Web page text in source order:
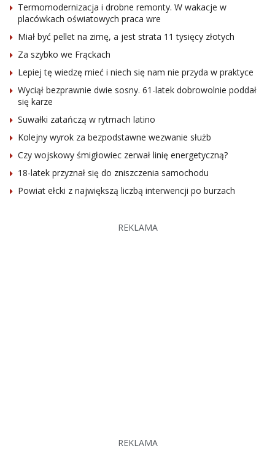
Termomodernizacja i drobne remonty. W wakacje w
placówkach oświatowych praca wre
Miał być pellet na zimę, a jest strata 11 tysięcy złotych
Za szybko we Frąckach
Lepiej tę wiedzę mieć i niech się nam nie przyda w praktyce
Wyciął bezprawnie dwie sosny. 61-latek dobrowolnie poddał
się karze
Suwałki zatańczą w rytmach latino
Kolejny wyrok za bezpodstawne wezwanie służb
Czy wojskowy śmigłowiec zerwał linię energetyczną?
18-latek przyznał się do zniszczenia samochodu
Powiat ełcki z największą liczbą interwencji po burzach
REKLAMA
REKLAMA